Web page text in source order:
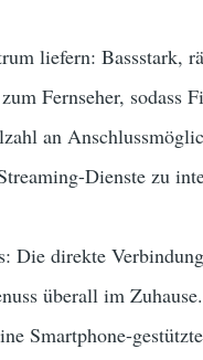
liefern: Bassstark,
Fernseher, sodass
an
Dienste zu
Die direkte
überall im
Smartphone-